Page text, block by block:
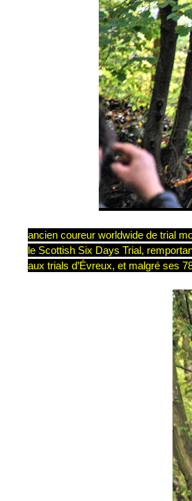
ancien coureur worldwide de trial
le Scottish Six Days Trial,
aux trials d’Évreux, et malgré ses